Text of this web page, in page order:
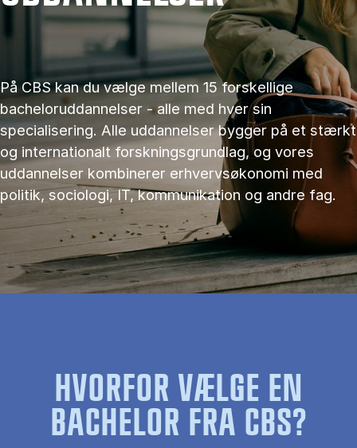
På CBS kan du vælge mellem 15 forskellige
bacheloruddannelser - alle med hver sin
specialisering. Alle uddannelser bygger på et stærkt
og internationalt forskningsgrundlag, og vores
uddannelser kombinerer erhvervsøkonomi med
politik, sociologi, IT, kommunikation og andre fag.
HVORFOR VÆLGE EN
BACHELOR FRA CBS?